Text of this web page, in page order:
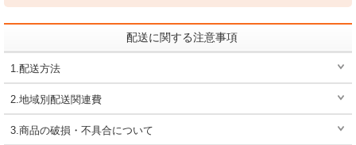
配送に関する注意事項
1.配送方法
2.地域別配送関連費
3.商品の破損・不具合について